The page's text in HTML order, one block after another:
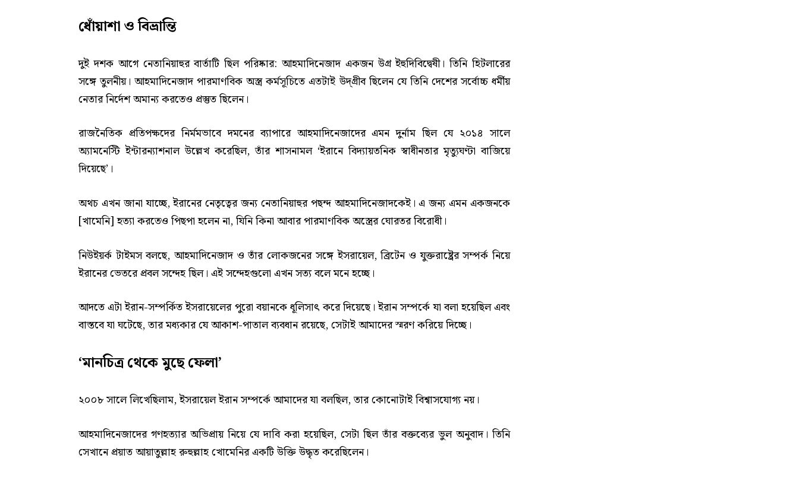
ধোঁয়াশা ও বিভ্রান্তি
দুই দশক আগে নেতানিয়াহুর বার্তাটি ছিল পরিষ্কার: আহমাদিনেজাদ একজন উগ্র ইহুদিবিদ্বেষী। তিনি হিটলারের
সঙ্গে তুলনীয়। আহমাদিনেজাদ পারমাণবিক অস্ত্র কর্মসূচিতে এতটাই উদ্‌গ্রীব ছিলেন যে তিনি দেশের সর্বোচ্চ ধর্মীয়
নেতার নির্দেশ অমান্য করতেও প্রস্তুত ছিলেন।
রাজনৈতিক প্রতিপক্ষদের নির্মমভাবে দমনের ব্যাপারে আহমাদিনেজাদের এমন দুর্নাম ছিল যে ২০১৪ সালে
অ্যামনেস্টি ইন্টারন্যাশনাল উল্লেখ করেছিল, তাঁর শাসনামল ‘ইরানে বিদ্যায়তনিক স্বাধীনতার মৃত্যুঘণ্টা বাজিয়ে
দিয়েছে’।
অথচ এখন জানা যাচ্ছে, ইরানের নেতৃত্বের জন্য নেতানিয়াহুর পছন্দ আহমাদিনেজাদকেই। এ জন্য এমন একজনকে
[খামেনি] হত্যা করতেও পিছপা হলেন না, যিনি কিনা আবার পারমাণবিক অস্ত্রের ঘোরতর বিরোধী।
নিউইয়র্ক টাইমস বলছে, আহমাদিনেজাদ ও তাঁর লোকজনের সঙ্গে ইসরায়েল, ব্রিটেন ও যুক্তরাষ্ট্রের সম্পর্ক নিয়ে
ইরানের ভেতরে প্রবল সন্দেহ ছিল। এই সন্দেহগুলো এখন সত্য বলে মনে হচ্ছে।
আদতে এটা ইরান-সম্পর্কিত ইসরায়েলের পুরো বয়ানকে ধূলিসাৎ করে দিয়েছে। ইরান সম্পর্কে যা বলা হয়েছিল এবং
বাস্তবে যা ঘটেছে, তার মধ্যকার যে আকাশ-পাতাল ব্যবধান রয়েছে, সেটাই আমাদের স্মরণ করিয়ে দিচ্ছে।
‘মানচিত্র থেকে মুছে ফেলা’
২০০৮ সালে লিখেছিলাম, ইসরায়েল ইরান সম্পর্কে আমাদের যা বলছিল, তার কোনোটাই বিশ্বাসযোগ্য নয়।
আহমাদিনেজাদের গণহত্যার অভিপ্রায় নিয়ে যে দাবি করা হয়েছিল, সেটা ছিল তাঁর বক্তব্যের ভুল অনুবাদ। তিনি
সেখানে প্রয়াত আয়াতুল্লাহ রুহুল্লাহ খোমেনির একটি উক্তি উদ্ধৃত করেছিলেন।